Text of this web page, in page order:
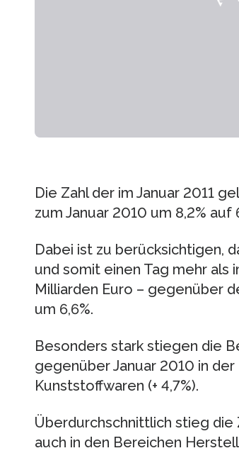
Die Zahl der im Januar 2011
zum Januar 2010 um 8,2% auf
Dabei ist zu berücksichtigen,
und somit einen Tag mehr als
Milliarden Euro – gegenüber
um 6,6%.
Besonders stark stiegen die
gegenüber Januar 2010 in
Kunststoffwaren (+ 4,7%).
Überdurchschnittlich stieg die
auch in den Bereichen